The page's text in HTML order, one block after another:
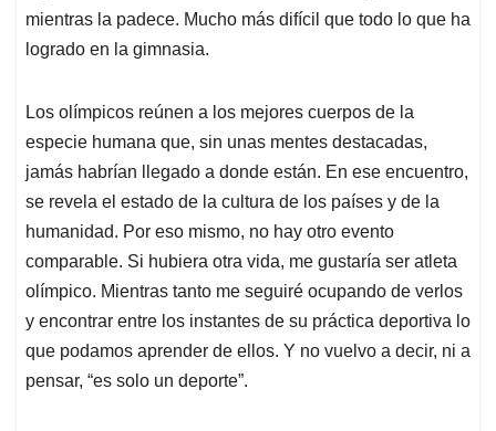
mientras la padece. Mucho más difícil que todo lo que ha
logrado en la gimnasia.
Los olímpicos reúnen a los mejores cuerpos de la
especie humana que, sin unas mentes destacadas,
jamás habrían llegado a donde están. En ese encuentro,
se revela el estado de la cultura de los países y de la
humanidad. Por eso mismo, no hay otro evento
comparable. Si hubiera otra vida, me gustaría ser atleta
olímpico. Mientras tanto me seguiré ocupando de verlos
y encontrar entre los instantes de su práctica deportiva lo
que podamos aprender de ellos. Y no vuelvo a decir, ni a
pensar, “es solo un deporte”.